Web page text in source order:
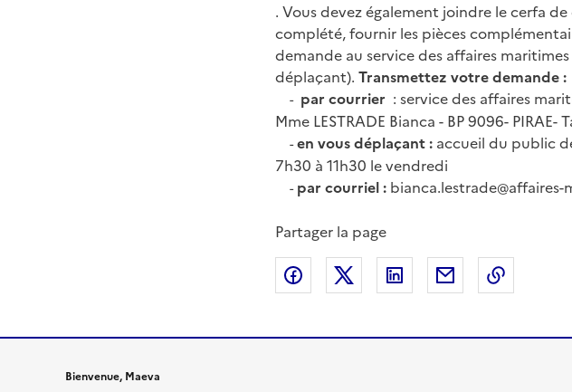
. Vous devez également joindre le cerfa
complété, fournir les pièces
demande au service des affaires
déplaçant). Transmettez votre demande :
- par courrier : service des affaires
Mme LESTRADE Bianca - BP 9096- PIRAE-
-en vous déplaçant :accueil du public
7h30 à 11h30 le vendredi
- par courriel :
Partager la page
Partager sur Facebook
Partager sur XPartager sur LinkedIn
Partager par
Bienvenue, Maeva